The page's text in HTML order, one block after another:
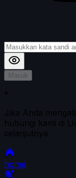
Masuk
*
Jika Anda
hubungi kami di
selanjutnya
home